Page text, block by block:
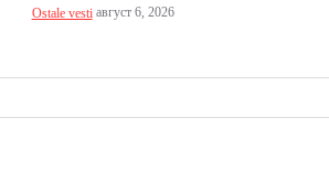
Ostale vesti август 6, 2026